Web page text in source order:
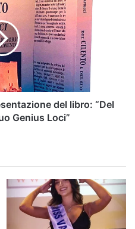
del libro: “Del
Genius Loci”